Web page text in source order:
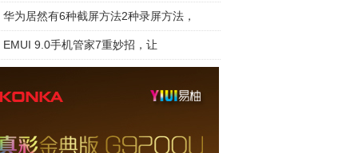
华为居然有6种截屏方法2种录屏方法，
EMUI 9.0手机管家7重妙招，让